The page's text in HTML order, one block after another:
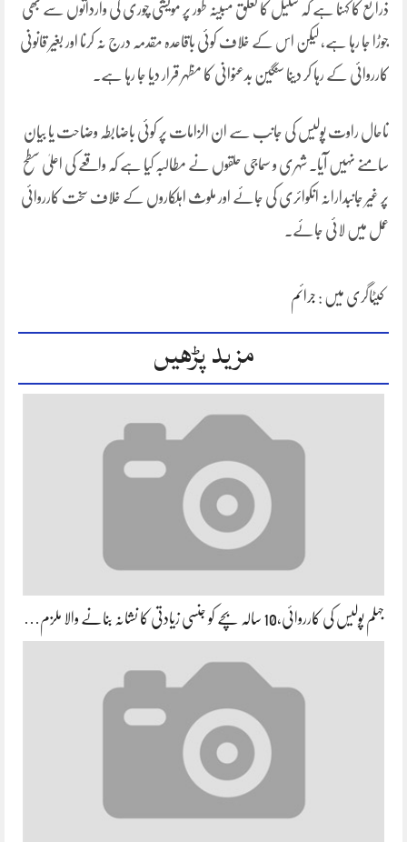
ذرائع کا کہنا ہے کہ شکیل کا تعلق مبینہ طور پر مویشی چوری کی وارداتوں سے بھی
جوڑا جا رہا ہے، لیکن اس کے خلاف کوئی باقاعدہ مقدمہ درج نہ کرنا اور بغیر قانونی
کارروائی کے رہا کر دینا سنگین بدعنوانی کا مظہر قرار دیا جا رہا ہے۔
تاحال راوت پولیس کی جانب سے ان الزامات پر کوئی باضابطہ وضاحت یا بیان
سامنے نہیں آیا۔ شہری و سماجی حلقوں نے مطالبہ کیا ہے کہ واقعے کی اعلیٰ سطح
پر غیر جانبدارانہ انکوائری کی جائے اور ملوث اہلکاروں کے خلاف سخت کارروائی
عمل میں لائی جائے۔
کیٹاگری میں : جرائم
مزید پڑھیں
جہلم پولیس کی کارروائی،10 سالہ بچے کو جنسی زیادتی کا نشانہ بنانے والا ملزم…